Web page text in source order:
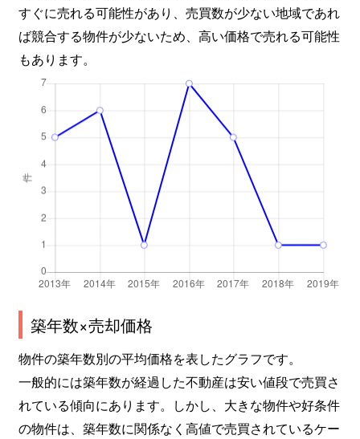
すぐに売れる可能性があり、売買数が少ない地域であれ
ば競合する物件が少ないため、高い価格で売れる可能性
もあります。
築年数×売却価格
物件の築年数別の平均価格を表したグラフです。
一般的には築年数が経過した不動産は安い値段で売買さ
れている傾向にあります。しかし、大きな物件や好条件
の物件は、築年数に関係なく高値で売買されているケー